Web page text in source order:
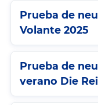
Prueba de
Volante 2025
Prueba de
verano Die